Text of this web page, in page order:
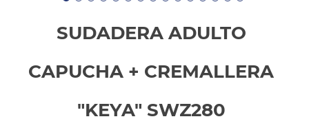
SUDADERA ADULTO
CAPUCHA + CREMALLERA
"KEYA" SWZ280